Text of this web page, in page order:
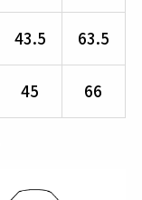
43.5 63.5
45 66